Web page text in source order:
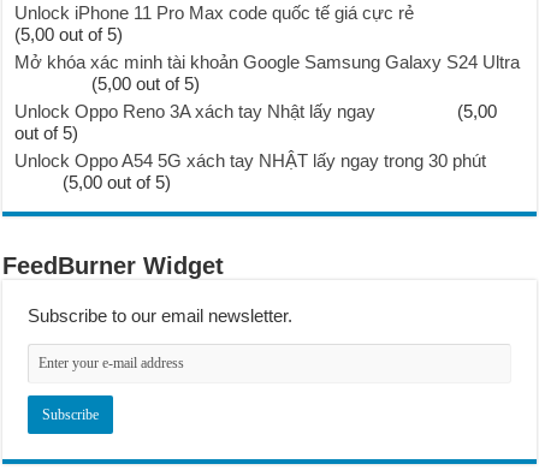
Unlock iPhone 11 Pro Max code quốc tế giá cực rẻ
(5,00 out of 5)
Mở khóa xác minh tài khoản Google Samsung Galaxy S24 Ultra
(5,00 out of 5)
Unlock Oppo Reno 3A xách tay Nhật lấy ngay
(5,00
out of 5)
Unlock Oppo A54 5G xách tay NHẬT lấy ngay trong 30 phút
(5,00 out of 5)
FeedBurner Widget
Subscribe to our email newsletter.